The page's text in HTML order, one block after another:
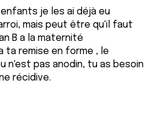
enfants je les ai déjà eu
mais peut être qu'il faut
B a la maternité
remise en forme , le
n'est pas anodin, tu as besoin
récidive.